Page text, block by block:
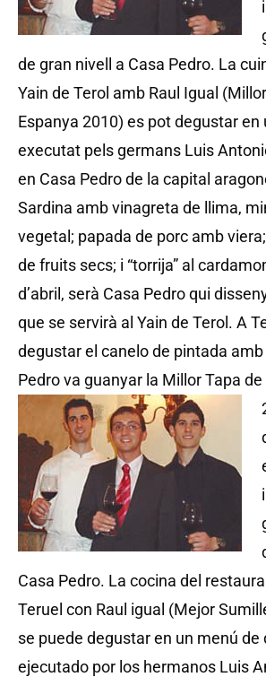
de gran nivell a Casa Pedro. La
Yain de Terol amb Raul Igual
Espanya 2010) es pot degustar
executat pels germans Luis
en Casa Pedro de la capital
Sardina amb vinagreta de llima,
vegetal; papada de porc amb
de fruits secs; i “torrija” al
d’abril, serà Casa Pedro qui
que se servirà al Yain de Terol. A
degustar el canelo de pintada amb
Pedro va guanyar la Millor Tapa
Casa Pedro. La cocina del
Teruel con Raul igual (Mejor
se puede degustar en un menú de
ejecutado por los hermanos Luis